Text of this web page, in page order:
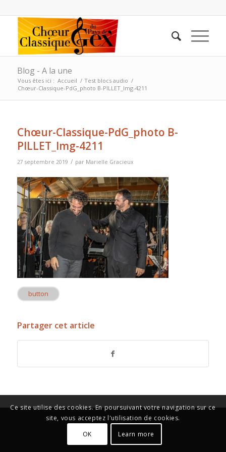
Blog - A la une
Vous êtes ici : Accueil / Test blocs audio /
Chœur-Classique-PdG_photo B-PILLET_Img-4211
Chœur-Classique-PdG_photo B-
PILLET_Img-4211
27 septembre 2019 / par Marielle Gracieux
button
Partager cet article
Ce site utilise des cookies. En poursuivant votre navigation sur ce
site, vous acceptez l'utilisation de cookies.
OK
Learn more